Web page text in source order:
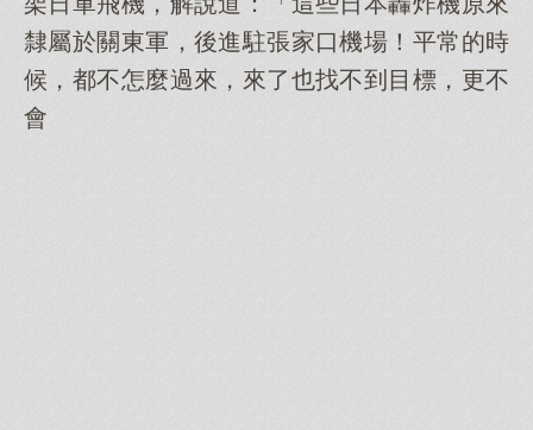
隸屬於關東軍，後進駐張家口機場！平常的時
候，都不怎麼過來，來了也找不到目標，更不
會